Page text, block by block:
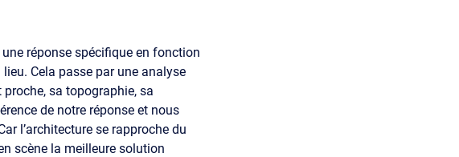
réponse spécifique en fonction
Cela passe par une analyse
sa topographie, sa
de notre réponse et nous
l’architecture se rapproche du
scène la meilleure solution